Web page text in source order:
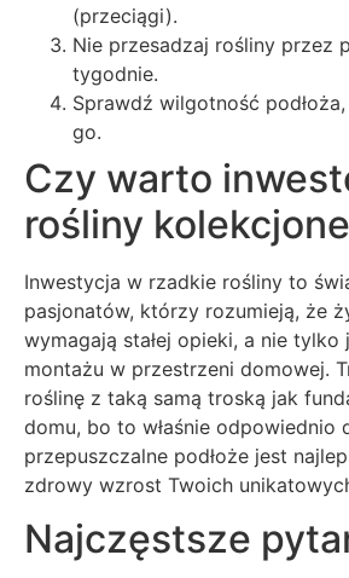
(przeciągi).
Nie przesadzaj rośliny przez
tygodnie.
Sprawdź wilgotność
go.
Czy warto
rośliny
Inwestycja w rzadkie rośliny to
pasjonatów, którzy rozumieją, że
wymagają stałej opieki, a nie tylko
montażu w przestrzeni domowej.
roślinę z taką samą troską jak
domu, bo to właśnie odpowiednio
przepuszczalne podłoże jest
zdrowy wzrost Twoich
Najczęstsze